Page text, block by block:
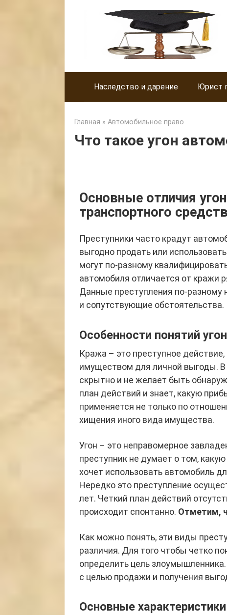
Наследство и дарение Юрист
Главная » Автомобильное право
Что такое угон
Основные отличия
транспортного
Преступники часто крадут
выгодно продать или
могут по-разному
автомобиля отличается от кражи
Данные преступления по-разному
и сопутствующие обстоятельства.
Особенности понятий
Кража – это преступное
имуществом для личной выгоды.
скрытно и не желает быть
план действий и знает, какую
применяется не только по
хищения иного вида имущества.
Угон – это неправомерное
преступник не думает о том,
хочет использовать автомобиль
Нередко это преступление
лет. Четкий план действий
происходит спонтанно. Отметим,
Как можно понять, эти виды
различия. Для того чтобы четко
определить цель
с целью продажи и получения
Основные характеристики